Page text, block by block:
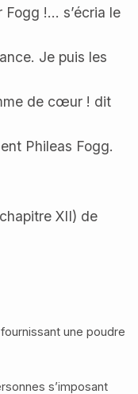
Fogg !… s’écria le
Je puis les
de cœur ! dit
Phileas Fogg.
XII) de
une poudre
s’imposant